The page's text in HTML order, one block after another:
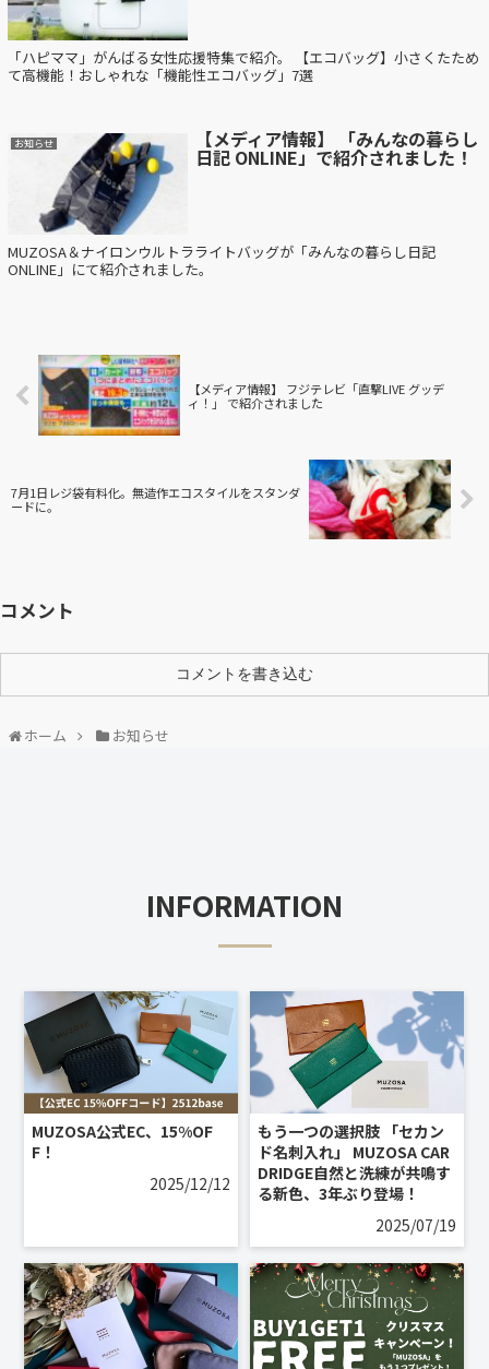
「ハピママ」がんばる女性応援特集で紹介。 【エコバッグ】小さくたため
て高機能！おしゃれな「機能性エコバッグ」7選
お知らせ 【メディア情報】 「みんなの暮らし
日記 ONLINE」で紹介されました！
MUZOSA＆ナイロンウルトラライトバッグが「みんなの暮らし日記
ONLINE」にて紹介されました。
【メディア情報】 フジテレビ「直撃LIVE グッデ
ィ！」 で紹介されました
7月1日レジ袋有料化。無造作エコスタイルをスタンダ
ードに。
コメント
コメントを書き込む
ホーム お知らせ
INFORMATION
MUZOSA公式EC、15%OF
F！
2025/12/12
もう一つの選択肢 「セカン
ド名刺入れ」 MUZOSA CAR
DRIDGE自然と洗練が共鳴す
る新色、3年ぶり登場！
2025/07/19